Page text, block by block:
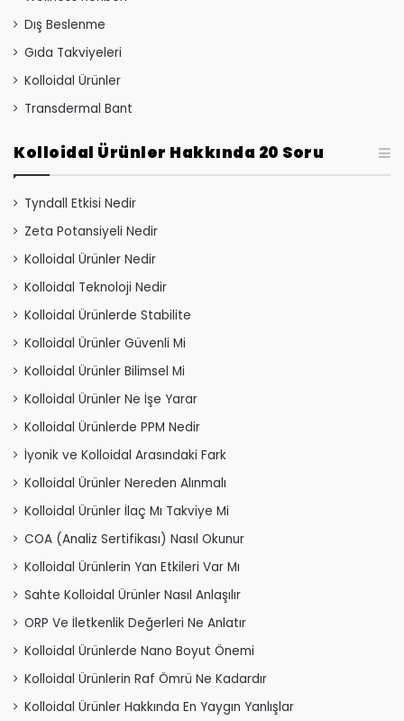
Dış Beslenme
Gıda Takviyeleri
Kolloidal Ürünler
Transdermal Bant
Kolloidal Ürünler Hakkında 20 Soru
Tyndall Etkisi Nedir
Zeta Potansiyeli Nedir
Kolloidal Ürünler Nedir
Kolloidal Teknoloji Nedir
Kolloidal Ürünlerde Stabilite
Kolloidal Ürünler Güvenli Mi
Kolloidal Ürünler Bilimsel Mi
Kolloidal Ürünler Ne İşe Yarar
Kolloidal Ürünlerde PPM Nedir
İyonik ve Kolloidal Arasındaki Fark
Kolloidal Ürünler Nereden Alınmalı
Kolloidal Ürünler İlaç Mı Takviye Mi
COA (Analiz Sertifikası) Nasıl Okunur
Kolloidal Ürünlerin Yan Etkileri Var Mı
Sahte Kolloidal Ürünler Nasıl Anlaşılır
ORP Ve İletkenlik Değerleri Ne Anlatır
Kolloidal Ürünlerde Nano Boyut Önemi
Kolloidal Ürünlerin Raf Ömrü Ne Kadardır
Kolloidal Ürünler Hakkında En Yaygın Yanlışlar